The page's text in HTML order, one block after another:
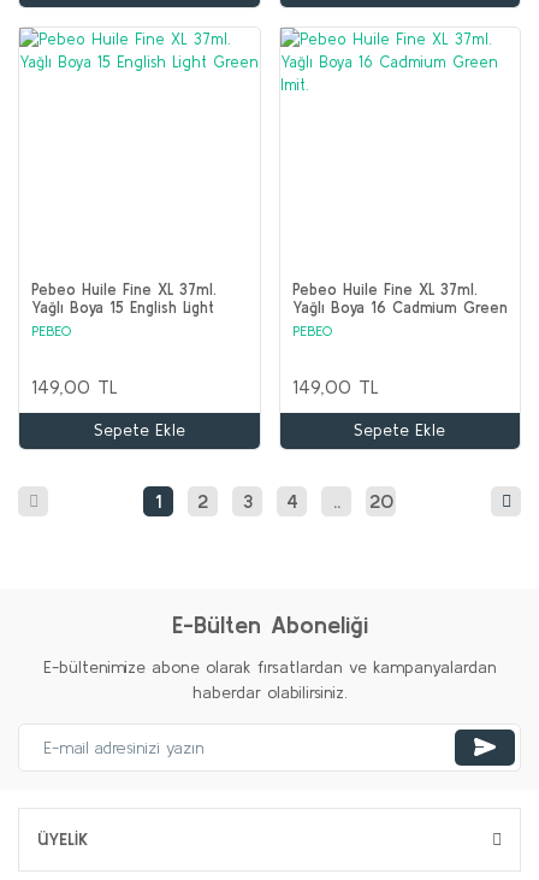
Pebeo Huile Fine XL 37ml.
Yağlı Boya 15 English Light
Green
PEBEO
149,00 TL
Sepete Ekle
Pebeo Huile Fine XL 37ml.
Yağlı Boya 16 Cadmium Green
Imit.
PEBEO
149,00 TL
Sepete Ekle
1 2 3 4 .. 20
E-Bülten Aboneliği
E-bültenimize abone olarak fırsatlardan ve kampanyalardan
haberdar olabilirsiniz.
ÜYELİK